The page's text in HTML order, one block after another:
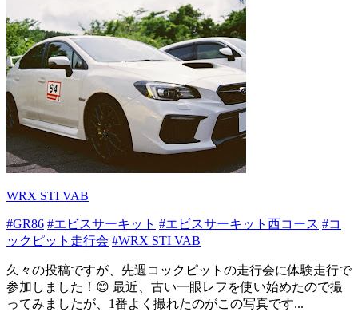
WRX STI VAB
#GR86 #エビスサーキット #エビスサーキット西コース #コ
ックピット走行会 #WRX STI VAB
久々の投稿ですが、先週コックピットの走行会に体験走行で
参加しました！😊 最近、古い一眼レフを使い始めたので撮
ってみましたが、1番よく撮れたのがこの写真です...